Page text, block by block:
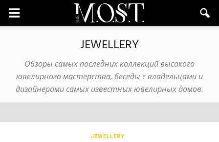
JEWELLERY
Обзоры самых последних коллекций высокого
ювелирного мастерства, беседы с владельцами и
дизайнерами самых известных ювелирных домов.
JEWELLERY